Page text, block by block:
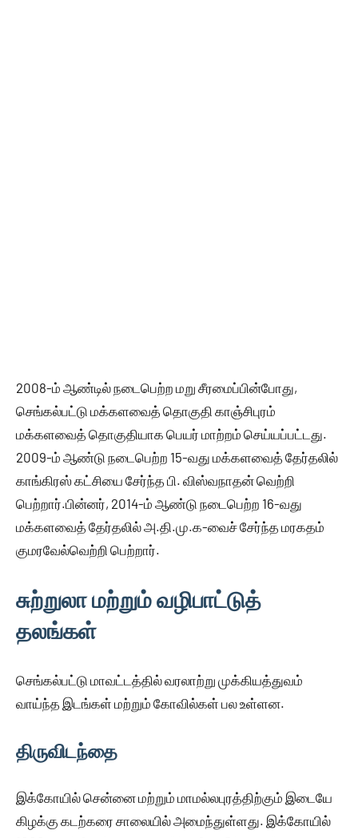
2008-ம் ஆண்டில் நடைபெற்ற மறு சீரமைப்பின்போது,
செங்கல்பட்டு மக்களவைத் தொகுதி காஞ்சிபுரம்
மக்களவைத் தொகுதியாக பெயர் மாற்றம் செய்யப்பட்டது.
2009-ம் ஆண்டு நடைபெற்ற 15-வது மக்களவைத் தேர்தலில்
காங்கிரஸ் கட்சியை சேர்ந்த பி. விஸ்வநாதன் வெற்றி
பெற்றார்.பின்னர், 2014-ம் ஆண்டு நடைபெற்ற 16-வது
மக்களவைத் தேர்தலில் அ.தி.மு.க-வைச் சேர்ந்த மரகதம்
குமரவேல்வெற்றி பெற்றார்.
சுற்றுலா மற்றும் வழிபாட்டுத்
தலங்கள்
செங்கல்பட்டு மாவட்டத்தில் வரலாற்று முக்கியத்துவம்
வாய்ந்த இடங்கள் மற்றும் கோவில்கள் பல உள்ளன.
திருவிடந்தை
இக்கோயில் சென்னை மற்றும் மாமல்லபுரத்திற்கும் இடையே
கிழக்கு கடற்கரை சாலையில் அமைந்துள்ளது. இக்கோயில்